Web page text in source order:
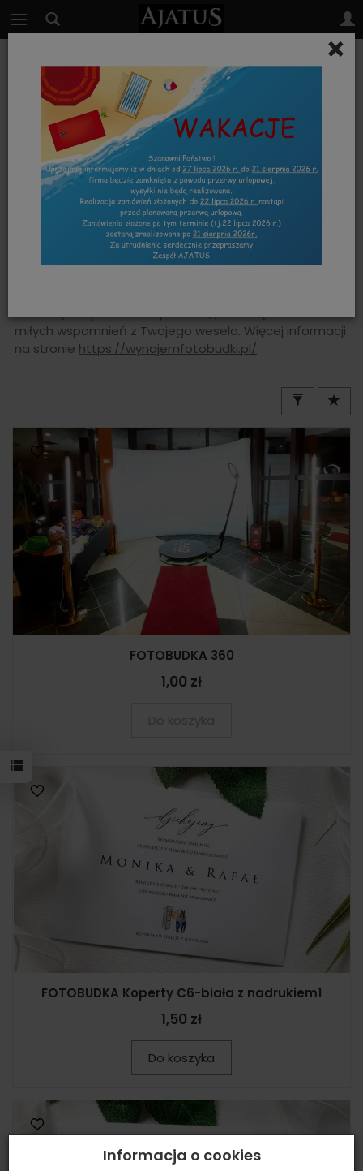
×
FOTOBUDKA
miłych wspomnień z Twojego wesela. Więcej informacji
na stronie https://wynajemfotobudki.pl/
FOTOBUDKA 360
1,00 zł
FOTOBUDKA Koperty C6-biała z nadrukiem1
1,50 zł
Do koszyka
Informacja o cookies